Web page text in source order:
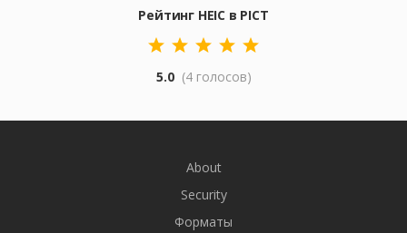
Рейтинг HEIC в PICT
5.0 (4 голосов)
About
Security
Форматы